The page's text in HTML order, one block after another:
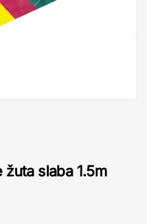
žuta slaba 1.5m